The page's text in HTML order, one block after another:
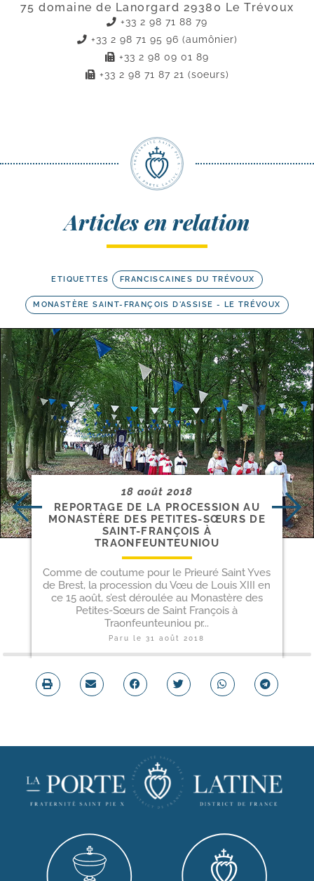
75 domaine de Lanorgard 29380 Le Trévoux
+33 2 98 71 88 79
+33 2 98 71 95 96 (aumônier)
+33 2 98 09 01 89
+33 2 98 71 87 21 (soeurs)
Articles en relation
ETIQUETTES FRANCISCAINES DU TRÉVOUX
MONASTÈRE SAINT-FRANÇOIS D'ASSISE - LE TRÉVOUX
18 août 2018
REPORTAGE DE LA PROCESSION AU
MONASTÈRE DES PETITES-​SŒURS DE
SAINT-​FRANÇOIS À
TRAONFEUNTEUNIOU
Comme de coutume pour le Prieuré Saint Yves
de Brest, la procession du Vœu de Louis XIII en
ce 15 août, s’est déroulée au Monastère des
Petites-Sœurs de Saint François à
Traonfeunteuniou pr...
Paru le31 août 2018